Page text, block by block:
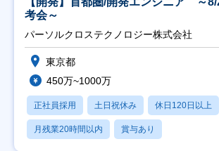
考会～
パーソルクロステクノロジー株式会社
東京都
450万~1000万
正社員採用 土日祝休み 休日120日以上
月残業20時間以内 賞与あり